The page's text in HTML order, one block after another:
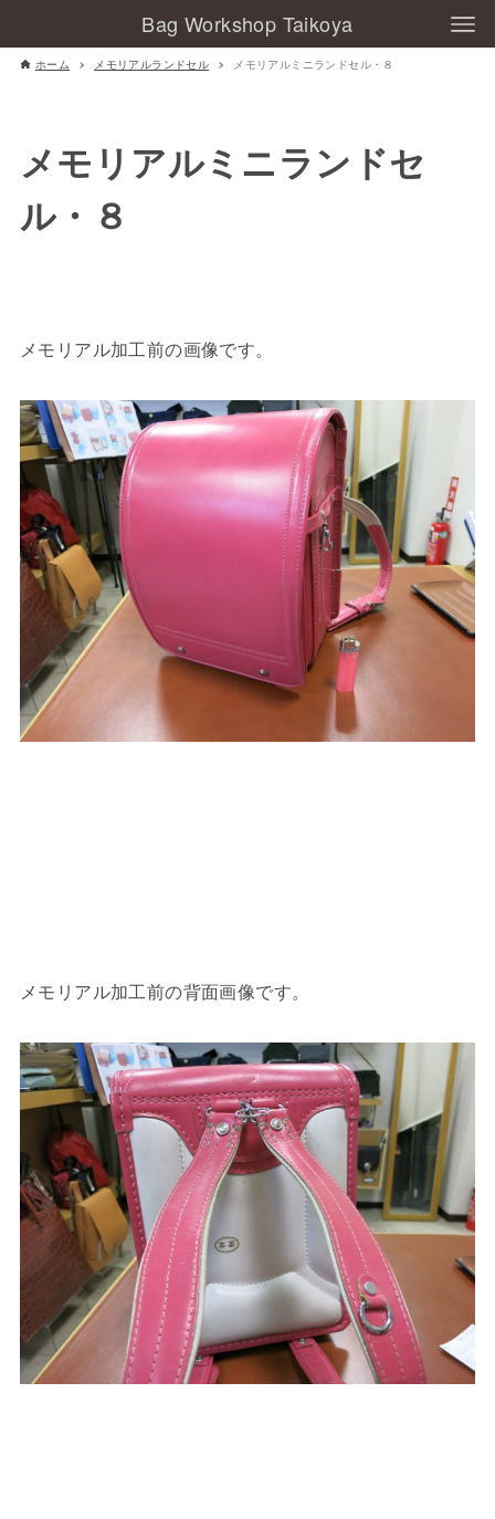
Bag Workshop Taikoya
ホーム メモリアルランドセル メモリアルミニランドセル・８
メモリアルミニランドセ
ル・８
メモリアル加工前の画像です。
メモリアル加工前の背面画像です。